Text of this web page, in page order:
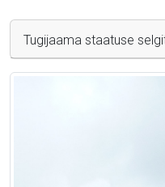
Tugijaama staatuse